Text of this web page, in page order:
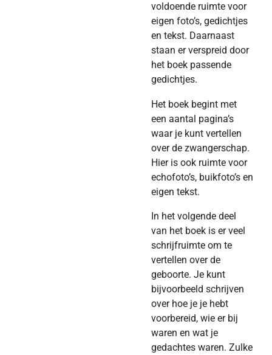
voldoende ruimte voor
eigen foto’s, gedichtjes
en tekst. Daarnaast
staan er verspreid door
het boek passende
gedichtjes.
Het boek begint met
een aantal pagina’s
waar je kunt vertellen
over de zwangerschap.
Hier is ook ruimte voor
echofoto’s, buikfoto’s en
eigen tekst.
In het volgende deel
van het boek is er veel
schrijfruimte om te
vertellen over de
geboorte. Je kunt
bijvoorbeeld schrijven
over hoe je je hebt
voorbereid, wie er bij
waren en wat je
gedachtes waren. Zulke